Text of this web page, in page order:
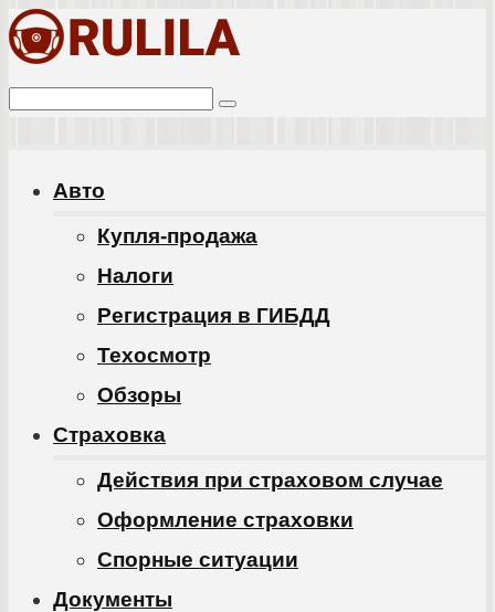
Перейти
контенту
Поиск:
Авто
Купля-продажа
Налоги
Регистрация в ГИБДД
Техосмотр
Обзоры
Cтраховка
Действия при страховом случае
Оформление страховки
Спорные ситуации
Документы